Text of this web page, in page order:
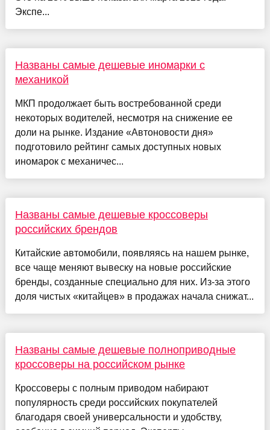
Экспе...
Названы самые дешевые иномарки с
механикой
МКП продолжает быть востребованной среди
некоторых водителей, несмотря на снижение ее
доли на рынке. Издание «Автоновости дня»
подготовило рейтинг самых доступных новых
иномарок с механичес...
Названы самые дешевые кроссоверы
российских брендов
Китайские автомобили, появляясь на нашем рынке,
все чаще меняют вывеску на новые российские
бренды, созданные специально для них. Из-за этого
доля чистых «китайцев» в продажах начала снижат...
Названы самые дешевые полноприводные
кроссоверы на российском рынке
Кроссоверы с полным приводом набирают
популярность среди российских покупателей
благодаря своей универсальности и удобству,